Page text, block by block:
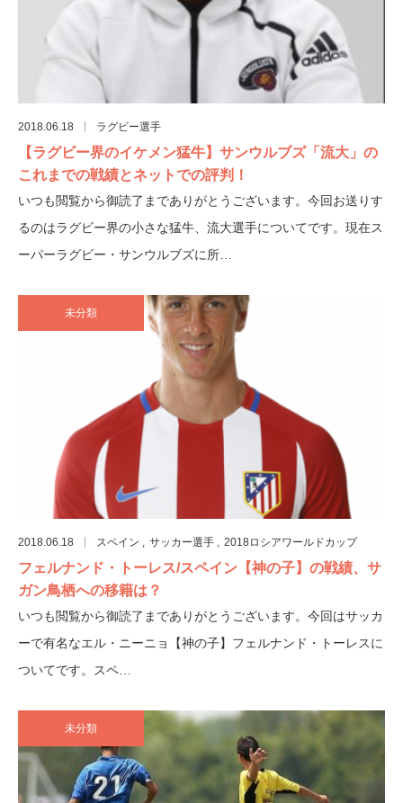
2018.06.18 ラグビー選手
【ラグビー界のイケメン猛牛】サンウルブズ「流大」の
これまでの戦績とネットでの評判！
いつも閲覧から御読了までありがとうございます。今回お送りす
るのはラグビー界の小さな猛牛、流大選手についてです。現在ス
ーパーラグビー・サンウルブズに所…
未分類
2018.06.18 スペイン サッカー選手 2018ロシアワールドカップ
フェルナンド・トーレス/スペイン【神の子】の戦績、サ
ガン鳥栖への移籍は？
いつも閲覧から御読了までありがとうございます。今回はサッカ
ーで有名なエル・ニーニョ【神の子】フェルナンド・トーレスに
ついてです。スペ…
未分類